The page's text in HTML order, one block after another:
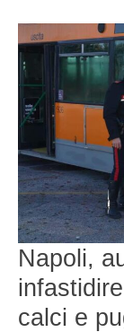
Napoli,
calci e
Napoli,
autista
chiede
di
non
infastidire
passeggeri:
preso
a
calci
e
pugni
da
43enne